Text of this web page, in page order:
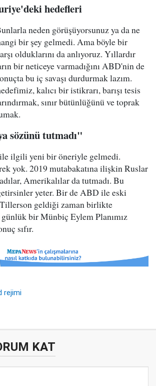
hedefleri
neden görüşüyorsunuz ya da ne
bir şey gelmedi. Ama böyle bir
olduklarını da anlıyoruz. Yıllardır
bir neticeye varmadığını ABD'nin de
bu iç savaşı durdurmak lazım.
kalıcı bir istikrarı, barışı tesis
sınır bütünlüğünü ve toprak
sözünü tutmadı"
ilgili yeni bir öneriyle gelmedi.
yok. 2019 mutabakatına ilişkin Ruslar
Amerikalılar da tutmadı. Bu
yeter. Bir de ABD ile eski
geldiği zaman birlikte
günlük bir Münbiç Eylem Planımız
sıfır.
rejimi
KAT